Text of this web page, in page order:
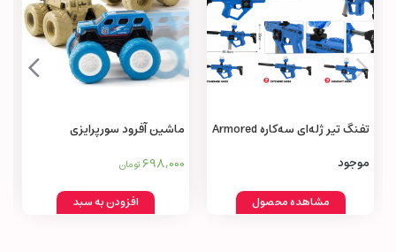
تفنگ تیر ژله‌ای سه‌کاره Armored
موجود
مشاهده محصول
ماشین آفرود سورپرایزی
698,000تومان
افزودن به سبد